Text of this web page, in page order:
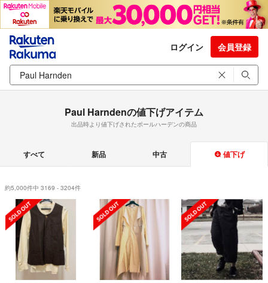
ログイン 会員登録
Paul Harndenの値下げアイテム
出品時より値下げされたポールハーデンの商品
すべて 新品 中古 値下げ
約5,000件中 3169 - 3204件